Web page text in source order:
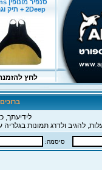
לידיעתך,
להגיב ולדרג תמונות בגלריה
סיסמה: